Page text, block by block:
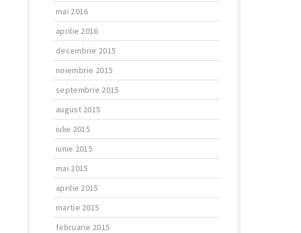
mai 2016
aprilie 2016
decembrie 2015
noiembrie 2015
septembrie 2015
august 2015
iulie 2015
iunie 2015
mai 2015
aprilie 2015
martie 2015
februarie 2015